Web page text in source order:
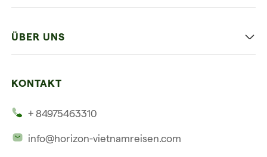
Die Beste Reise
Mehrere Länder
ÜBER UNS
KONTAKT
+ 84975463310
info@horizon-vietnamreisen.com